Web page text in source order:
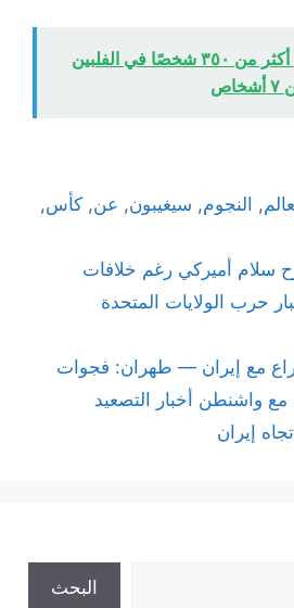
غرق عبارة تقلّ أكثر من ٣٥٠ شخصًا في الفلبين
, النجوم, سيغيبون, عن,كأس,
سلام أميركي رغم خلافات
حرب الولايات المتحدة
الصراع مع إيران — طهران: فجوات
مع واشنطن أخبار التصعيد
إيران
البحث